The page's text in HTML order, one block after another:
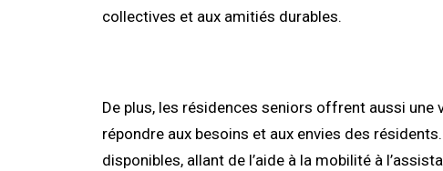
collectives et aux amitiés durables.
De plus, les résidences seniors offrent aussi
répondre aux besoins et aux envies des
disponibles, allant de l’aide à la mobilité à